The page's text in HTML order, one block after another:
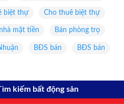
biệt thự Cho thuê biệt thự
mặt tiền Bán phòng trọ
BĐS bán BĐS bán
kiếm bất động sản